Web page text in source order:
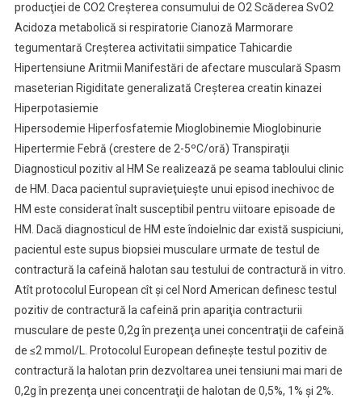
producţiei de CO2 Creşterea consumului de O2 Scăderea SvO2
Acidoza metabolică si respiratorie Cianoză Marmorare
tegumentară Creşterea activitatii simpatice Tahicardie
Hipertensiune Aritmii Manifestări de afectare musculară Spasm
maseterian Rigiditate generalizată Creşterea creatin kinazei
Hiperpotasiemie
Hipersodemie Hiperfosfatemie Mioglobinemie Mioglobinurie
Hipertermie Febră (crestere de 2-5ºC/oră) Transpiraţii
Diagnosticul pozitiv al HM Se realizează pe seama tabloului clinic
de HM. Daca pacientul supravieţuieşte unui episod inechivoc de
HM este considerat înalt susceptibil pentru viitoare episoade de
HM. Dacă diagnosticul de HM este îndoielnic dar există suspiciuni,
pacientul este supus biopsiei musculare urmate de testul de
contractură la cafeină halotan sau testului de contractură in vitro.
Atît protocolul European cît şi cel Nord American definesc testul
pozitiv de contractură la cafeină prin apariţia contracturii
musculare de peste 0,2g în prezenţa unei concentraţii de cafeină
de ≤2 mmol/L. Protocolul European defineşte testul pozitiv de
contractură la halotan prin dezvoltarea unei tensiuni mai mari de
0,2g în prezenţa unei concentraţii de halotan de 0,5%, 1% şi 2%.